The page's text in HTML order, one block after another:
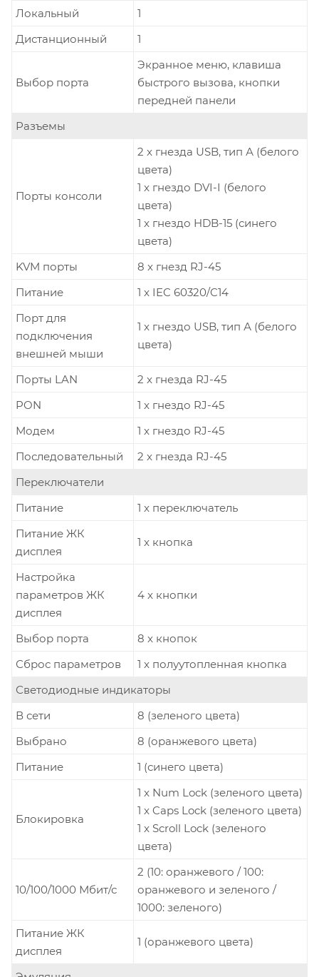
Локальный
1
Дистанционный
1
Выбор порта
Экранное меню, клавиша
быстрого вызова, кнопки
передней панели
Разъемы
Порты консоли
2 x гнезда USB, тип А (белого
цвета)
1 x гнездо DVI-I (белого
цвета)
1 x гнездо HDB-15 (синего
цвета)
KVM порты
8 x гнезд RJ-45
Питание
1 x IEC 60320/C14
Порт для
подключения
внешней мыши
1 x гнездо USB, тип А (белого
цвета)
Порты LAN
2 x гнезда RJ-45
PON
1 x гнездо RJ-45
Модем
1 x гнездо RJ-45
Последовательный
2 x гнезда RJ-45
Переключатели
Питание
1 x переключатель
Питание ЖК
дисплея
1 x кнопка
Настройка
параметров ЖК
дисплея
4 x кнопки
Выбор порта
8 x кнопок
Сброс параметров
1 x полуутопленная кнопка
Светодиодные индикаторы
В сети
8 (зеленого цвета)
Выбрано
8 (оранжевого цвета)
Питание
1 (синего цвета)
Блокировка
1 x Num Lock (зеленого цвета)
1 x Caps Lock (зеленого цвета)
1 x Scroll Lock (зеленого
цвета)
10/100/1000 Мбит/с
2 (10: оранжевого / 100:
оранжевого и зеленого /
1000: зеленого)
Питание ЖК
дисплея
1 (оранжевого цвета)